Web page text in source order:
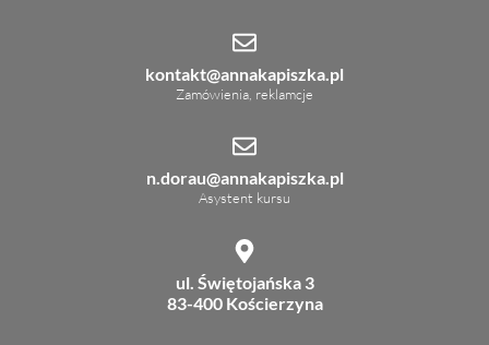
kontakt@annakapiszka.pl
Zamówienia, reklamcje
n.dorau@annakapiszka.pl
Asystent kursu
ul. Świętojańska 3
83-400 Kościerzyna